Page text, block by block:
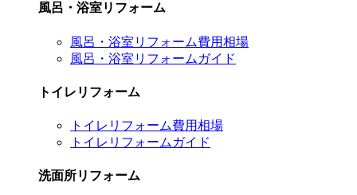
風呂・浴室リフォーム
風呂・浴室リフォーム費用相場
風呂・浴室リフォームガイド
トイレリフォーム
トイレリフォーム費用相場
トイレリフォームガイド
洗面所リフォーム